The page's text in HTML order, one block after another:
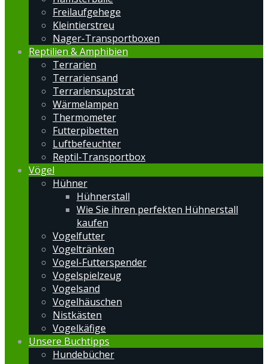
Freilaufgehege
Kleintierstreu
Nager-Transportboxen
Reptilien & Amphibien
Terrarien
Terrariensand
Terrariensupstrat
Wärmelampen
Thermometer
Futterpibetten
Luftbefeuchter
Reptil-Transportbox
Vögel
Hühner
Hühnerstall
Wie Sie ihren perfekten Hühnerstall
kaufen
Vogelfutter
Vogeltränken
Vogel-Futterspender
Vogelspielzeug
Vogelsand
Vogelhäuschen
Nistkästen
Vogelkäfige
Unsere Buchtipps
Hundebücher